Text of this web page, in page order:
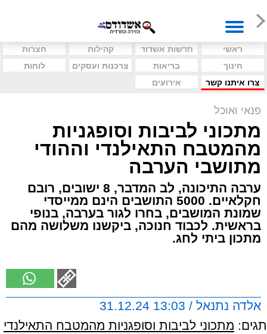
ראשי חדשות אשדוד קהילות
חצרות
חינוך
בריאות צרכנות ועסקים
לוחות
צרו איתנו קשר
אירועים
פנאי ואוכל
מתכוני לביבות וסופגניות
מהמטבח התאילנדי וההודי
מתושבי הערבה
ערבה התיכונה, לב המדבר, 8 ישובים, רובם
חקלאיים. 5000 התושבים הינם ממייסדי
שמונת המושבים, בחרו לגור בערבה, בנופי
בראשית. לכבוד חנוכה, ביקשנו משלושה מהם
מתכון ביתי לחג.
אלדה נתנאל / 13:03 31.12.24
תגים: מתכוני לביבות וסופגניות מהמטבח התאילנדי